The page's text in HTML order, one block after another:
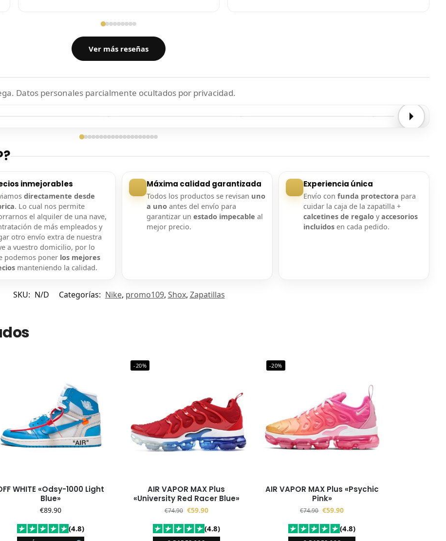
Ver más reseñas
Datos personales parcialmente ocultados por privacidad.
Entrega confirmada
inmejorables
directamente desde
. Lo cual nos permite
el alquiler de una nave,
de más empleados y
otro envío extra de nuestra
a vuestro domicilio, por lo
podemos poner los mejores
manteniendo la calidad.
Máxima calidad garantizada
Todos los productos se revisan uno
a unoantes del envío para
garantizar un estado impecable al
mejor precio.
Experiencia única
Envío confunda protectora para
cuidar la caja de la zapatilla +
calcetines de regalo yaccesorios
incluidos en cada pedido.
SKU: N/D Categorías: Nike, promo109, Shox, Zapatillas
WHITE «Odsy-1000 Light
Blue»
€89.90
(4.8)
-20%
AIR VAPOR MAX Plus
«University Red Racer Blue»
€74.90 €59.90
(4.8)
-20%
AIR VAPOR MAX Plus «Psychic
Pink»
€74.90 €59.90
(4.8)